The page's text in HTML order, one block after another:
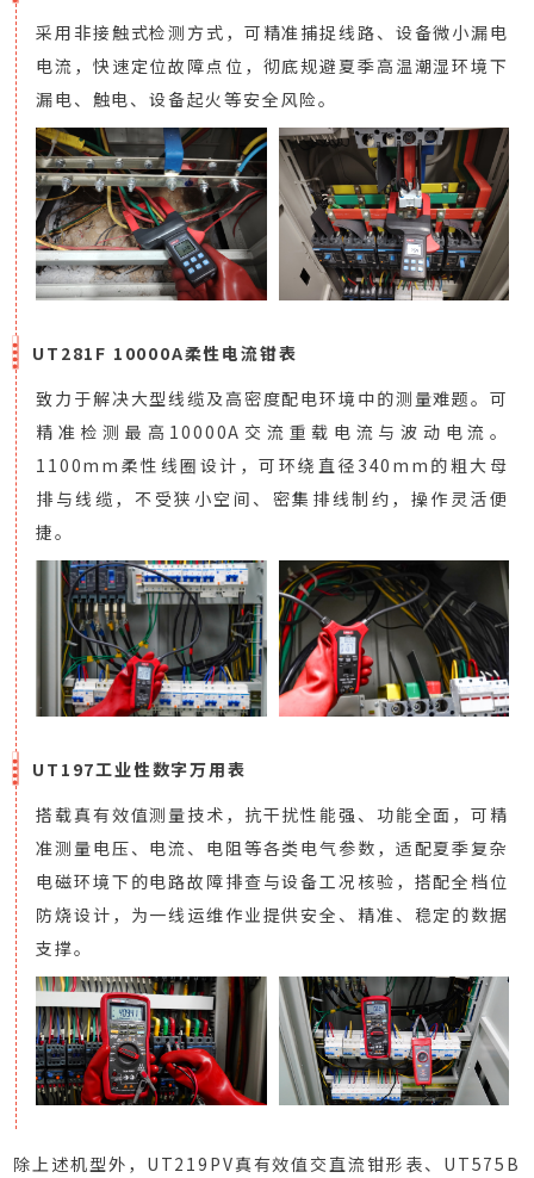
采用非接触式检测方式，可精准捕捉线路、设备微小漏电
电流，快速定位故障点位，彻底规避夏季高温潮湿环境下
漏电、触电、设备起火等安全风险。
UT281F 10000A柔性电流钳表
致力于解决大型线缆及高密度配电环境中的测量难题。可
精准检测最高10000A交流重载电流与波动电流。
1100mm柔性线圈设计，可环绕直径340mm的粗大母
排与线缆，不受狭小空间、密集排线制约，操作灵活便
捷。
UT197工业性数字万用表
搭载真有效值测量技术，抗干扰性能强、功能全面，可精
准测量电压、电流、电阻等各类电气参数，适配夏季复杂
电磁环境下的电路故障排查与设备工况核验，搭配全档位
防烧设计，为一线运维作业提供安全、精准、稳定的数据
支撑。
除上述机型外，UT219PV真有效值交直流钳形表、UT575B